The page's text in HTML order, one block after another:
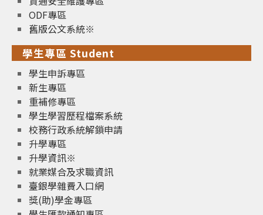
ODF專區
舊版公文系統※
學生專區 Student
學生申訴專區
新生專區
重補修專區
學生學習歷程檔案系統
校務行政系統解鎖申請
升學專區
升學資訊※
就業媒合及求職資訊
臺銀學雜費入口網
獎(助)學金專區